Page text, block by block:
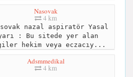
Nasovak
4 km
nazal aspiratör Yasal
: Bu sitede yer alan
hekim veya eczacıy...
Adsmmedikal
4 km